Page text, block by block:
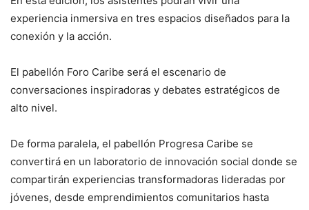
experiencia inmersiva en tres espacios diseñados para la
conexión y la acción.
El pabellón Foro Caribe será el escenario de
conversaciones inspiradoras y debates estratégicos de
alto nivel.
De forma paralela, el pabellón Progresa Caribe se
convertirá en un laboratorio de innovación social donde se
compartirán experiencias transformadoras lideradas por
jóvenes, desde emprendimientos comunitarios hasta